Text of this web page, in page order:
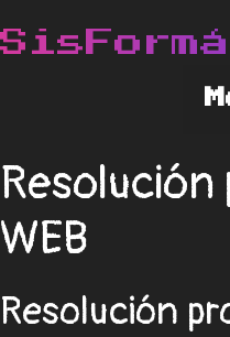
WEB
Resolución